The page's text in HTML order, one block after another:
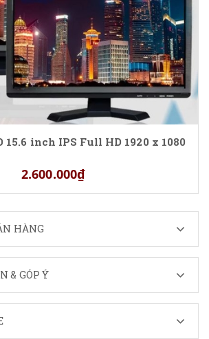
inch IPS Full HD 1920 x 1080
2.600.000₫
HÀNG
& GÓP Ý